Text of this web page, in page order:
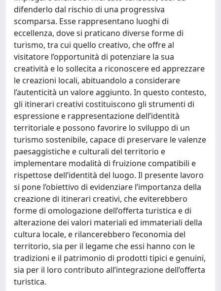
difenderlo dal rischio di una progressiva
scomparsa. Esse rappresentano luoghi di
eccellenza, dove si praticano diverse forme di
turismo, tra cui quello creativo, che offre al
visitatore l’opportunità di potenziare la sua
creatività e lo sollecita a riconoscere ed apprezzare
le creazioni locali, abituandolo a considerare
l’autenticità un valore aggiunto. In questo contesto,
gli itinerari creativi costituiscono gli strumenti di
espressione e rappresentazione dell’identità
territoriale e possono favorire lo sviluppo di un
turismo sostenibile, capace di preservare le valenze
paesaggistiche e culturali del territorio e
implementare modalità di fruizione compatibili e
rispettose dell’identità del luogo. Il presente lavoro
si pone l’obiettivo di evidenziare l’importanza della
creazione di itinerari creativi, che eviterebbero
forme di omologazione dell’offerta turistica e di
alterazione dei valori materiali ed immateriali della
cultura locale, e rilancerebbero l’economia del
territorio, sia per il legame che essi hanno con le
tradizioni e il patrimonio di prodotti tipici e genuini,
sia per il loro contributo all’integrazione dell’offerta
turistica.